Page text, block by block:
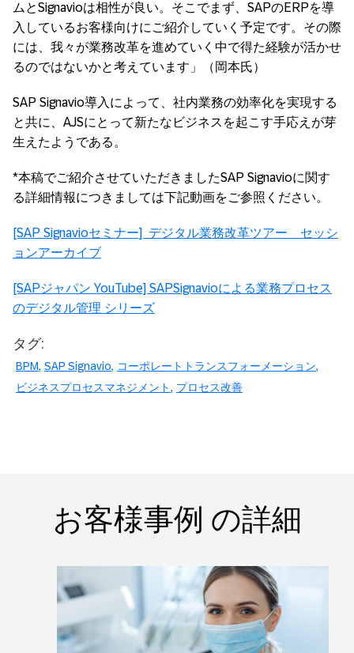
ムとSignavioは相性が良い。そこでまず、SAPのERPを導
入しているお客様向けにご紹介していく予定です。その際
には、我々が業務改革を進めていく中で得た経験が活かせ
るのではないかと考えています」（岡本氏）
SAP Signavio導入によって、社内業務の効率化を実現する
と共に、AJSにとって新たなビジネスを起こす手応えが芽
生えたようである。
*本稿でご紹介させていただきましたSAP Signavioに関す
る詳細情報につきましては下記動画をご参照ください。
[SAP Signavioセミナー] デジタル業務改革ツアー セッシ
ョンアーカイブ
[SAPジャパン YouTube] SAPSignavioによる業務プロセス
のデジタル管理 シリーズ
タグ:
BPM SAP Signavio
コーポレートトランスフォーメーション
ビジネスプロセスマネジメント
プロセス改善
お客様事例 の詳細